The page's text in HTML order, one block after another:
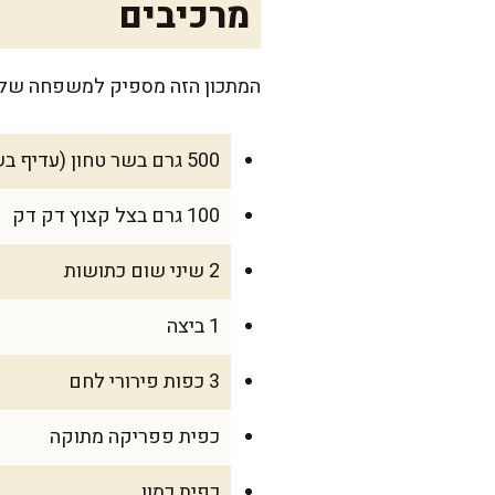
מרכיבים
המתכון הזה מספיק למשפחה של 4 נפשות רעבות, ואם יש לכם עוד כמה אורחים – תמיד קל להכפיל את
500 גרם בשר טחון (עדיף בשר בקר טרי עם 15%-20% שומן)
100 גרם בצל קצוץ דק דק
2 שיני שום כתושות
1 ביצה
3 כפות פירורי לחם
כפית פפריקה מתוקה